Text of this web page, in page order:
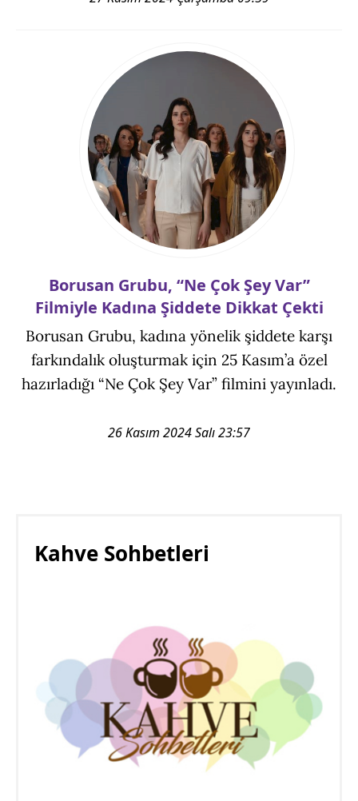
Borusan Grubu, “Ne Çok Şey Var”
Filmiyle Kadına Şiddete Dikkat Çekti
Borusan Grubu, kadına yönelik şiddete karşı
farkındalık oluşturmak için 25 Kasım’a özel
hazırladığı “Ne Çok Şey Var” filmini yayınladı.
26 Kasım 2024 Salı 23:57
Kahve Sohbetleri